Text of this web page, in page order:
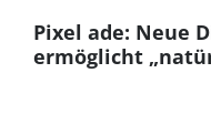
Pixel ade: Neue
ermöglicht